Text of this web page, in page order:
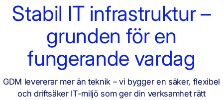
Stabil IT infrastruktur –
grunden för en
fungerande vardag
GDM levererar mer än teknik – vi bygger en säker, flexibel
och driftsäker IT-miljö som ger din verksamhet rätt